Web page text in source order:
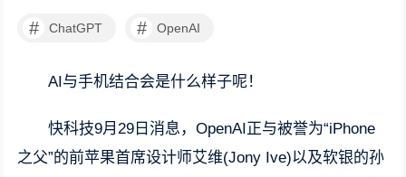
# ChatGPT # OpenAI
AI与手机结合会是什么样子呢！
快科技9月29日消息，OpenAI正与被誉为“iPhone
之父”的前苹果首席设计师艾维(Jony Ive)以及软银的孙